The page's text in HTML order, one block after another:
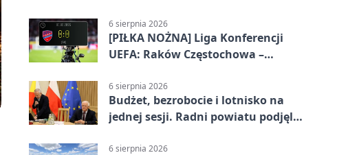
6 sierpnia 2026
[PIŁKA NOŻNA] Liga Konferencji
UEFA: Raków Częstochowa –
meczu III rundy eliminacji
6 sierpnia 2026
Budżet, bezrobocie i lotnisko na
jednej sesji. Radni powiatu podjęli
6 sierpnia 2026